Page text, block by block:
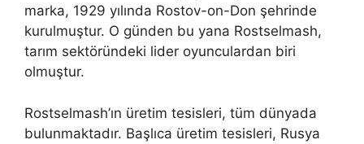
marka, 1929 yılında Rostov-on-Don şehrinde
kurulmuştur. O günden bu yana Rostselmash,
tarım sektöründeki lider oyunculardan biri
olmuştur.
Rostselmash’ın üretim tesisleri, tüm dünyada
bulunmaktadır. Başlıca üretim tesisleri, Rusya